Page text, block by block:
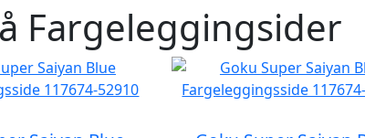
Fargeleggingsider